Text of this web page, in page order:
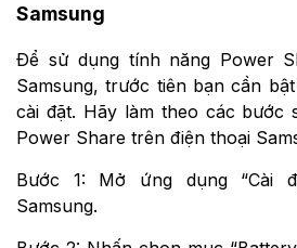
Samsung
Để sử dụng tính năng Power
Samsung, trước tiên bạn cần
cài đặt. Hãy làm theo các bước
Power Share trên điện thoại
Bước 1: Mở ứng dụng “Cài
Samsung.